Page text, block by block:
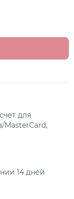
для
MasterCard,
14 дней